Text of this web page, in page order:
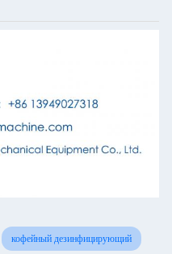
кофейный дезинфицирующий